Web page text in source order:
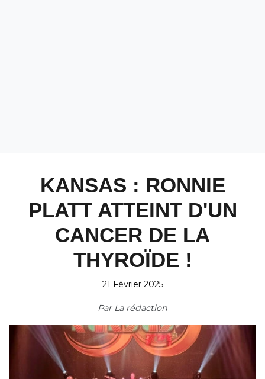
KANSAS : RONNIE
PLATT ATTEINT D'UN
CANCER DE LA
THYROÏDE !
21 Février 2025
Par La rédaction